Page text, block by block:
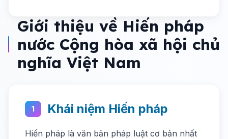
Giới thiệu về Hiến pháp
nước Cộng hòa xã hội chủ
nghĩa Việt Nam
1 Khái niệm Hiến pháp
Hiến pháp là văn bản pháp luật cơ bản nhất